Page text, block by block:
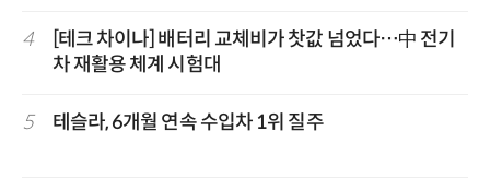
4
[테크 차이나] 배터리 교체비가 찻값 넘었다…中 전기
차 재활용 체계 시험대
5 테슬라, 6개월 연속 수입차 1위 질주